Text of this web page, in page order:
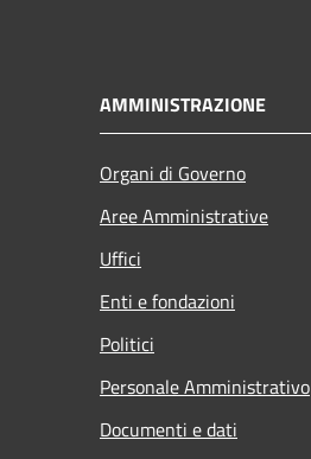
AMMINISTRAZIONE
Organi di Governo
Aree Amministrative
Uffici
Enti e fondazioni
Politici
Personale Amministrativo
Documenti e dati